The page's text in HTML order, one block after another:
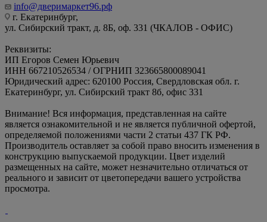
info@дверимаркет96.рф
г. Екатеринбург,
ул. Сибирский тракт, д. 8Б, оф. 331 (ЧКАЛОВ - ОФИС)
Реквизиты:
ИП Егоров Семен Юрьевич
ИНН 667210526534 / ОГРНИП 323665800089041
Юридический адрес: 620100 Россия, Свердловская обл. г.
Екатеринбург, ул. Сибирский тракт 8б, офис 331
Внимание! Вся информация, представленная на сайте
является ознакомительной и не является публичной офертой,
определяемой положениями части 2 статьи 437 ГК РФ.
Производитель оставляет за собой право вносить изменения в
конструкцию выпускаемой продукции. Цвет изделий
размещенных на сайте, может незначительно отличаться от
реального и зависит от цветопередачи вашего устройства
просмотра.